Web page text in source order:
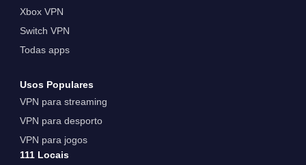
Xbox VPN
Switch VPN
Todas apps
Usos Populares
VPN para streaming
VPN para desporto
VPN para jogos
111 Locais